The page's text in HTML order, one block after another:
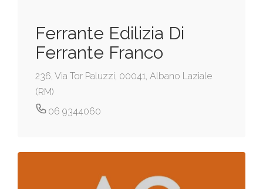
Ferrante Edilizia Di
Ferrante Franco
236, Via Tor Paluzzi, 00041, Albano Laziale
(RM)
06 9344060